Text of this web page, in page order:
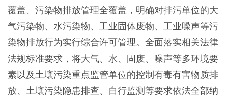
覆盖、污染物排放管理全覆盖，明确对排污单位的大
气污染物、水污染物、工业固体废物、工业噪声等污
染物排放行为实行综合许可管理。全面落实相关法律
法规标准要求，将大气、水、固废、噪声等多环境要
素以及土壤污染重点监管单位的控制有毒有害物质排
放、土壤污染隐患排查、自行监测等要求依法全部纳